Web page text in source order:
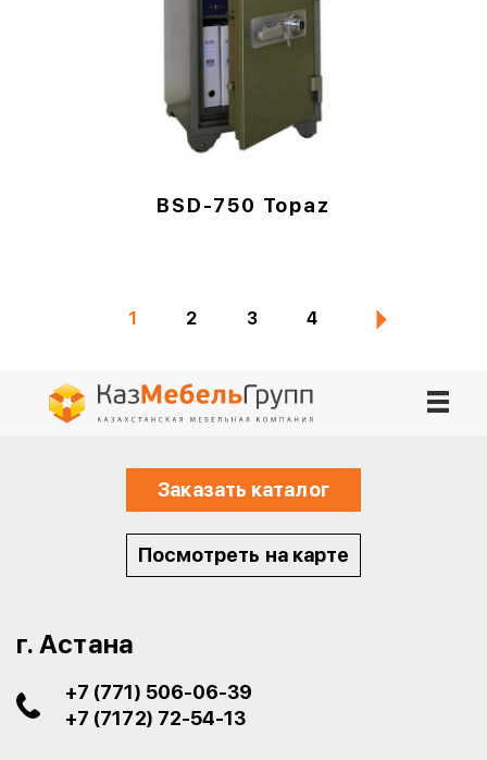
BSD-750 Topaz
1 2 3 4
Заказать каталог
Посмотреть на карте
г. Астана
+7 (771) 506-06-39
+7 (7172) 72-54-13